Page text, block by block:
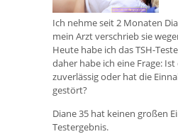
Ich nehme seit 2 Monaten
mein Arzt verschrieb sie
Heute habe ich das TSH-
daher habe ich eine Frage: Ist
zuverlässig oder hat die
gestört?
Diane 35 hat keinen großen
Testergebnis.